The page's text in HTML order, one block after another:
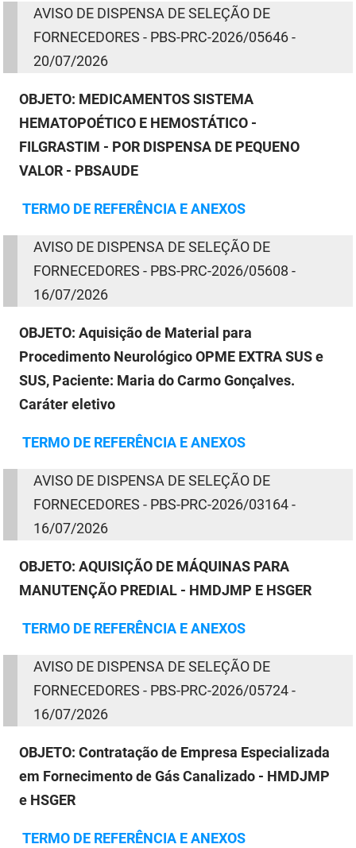
AVISO DE DISPENSA DESELEÇÃO DE
FORNECEDORES - PBS-PRC-2026/05646 -
20/07/2026
OBJETO: MEDICAMENTOS SISTEMA
HEMATOPOÉTICO E HEMOSTÁTICO -
FILGRASTIM - POR DISPENSA DE PEQUENO
VALOR - PBSAUDE
TERMO DE REFERÊNCIA E ANEXOS
AVISO DE DISPENSA DESELEÇÃO DE
FORNECEDORES - PBS-PRC-2026/05608 -
16/07/2026
OBJETO: Aquisição de Material para
Procedimento Neurológico OPME EXTRA SUS e
SUS, Paciente: Maria do Carmo Gonçalves.
Caráter eletivo
TERMO DE REFERÊNCIA E ANEXOS
AVISO DE DISPENSA DESELEÇÃO DE
FORNECEDORES - PBS-PRC-2026/03164 -
16/07/2026
OBJETO: AQUISIÇÃO DE MÁQUINAS PARA
MANUTENÇÃO PREDIAL - HMDJMP E HSGER
TERMO DE REFERÊNCIA E ANEXOS
AVISO DE DISPENSA DESELEÇÃO DE
FORNECEDORES - PBS-PRC-2026/05724 -
16/07/2026
OBJETO: Contratação de Empresa Especializada
em Fornecimento de Gás Canalizado - HMDJMP
e HSGER
TERMO DE REFERÊNCIA E ANEXOS